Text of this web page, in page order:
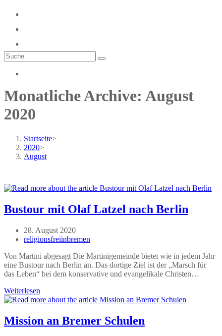
Monatliche Archive: August
2020
Startseite>
2020>
August
Bustour mit Olaf Latzel nach Berlin
Beitrag
veröffentlicht:
28. August 2020
Beitrags-
religionsfreiinbremen
Von Martini abgesagt Die Martinigemeinde bietet wie in jedem Jahr
eine Bustour nach Berlin an. Das dortige Ziel ist der „Marsch für
das Leben“ bei dem konservative und evangelikale Christen…
Weiterlesen
mit
nach
Mission an Bremer Schulen